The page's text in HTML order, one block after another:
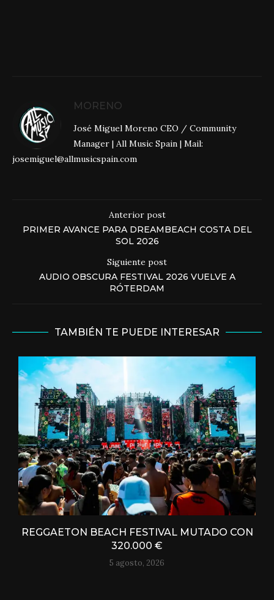
MORENO
José Miguel Moreno CEO / Community
Manager | All Music Spain | Mail:
josemiguel@allmusicspain.com
Anterior post
PRIMER AVANCE PARA DREAMBEACH COSTA DEL
SOL 2026
Siguiente post
AUDIO OBSCURA FESTIVAL 2026 VUELVE A
RÓTERDAM
TAMBIÉN TE PUEDE INTERESAR
REGGAETON BEACH FESTIVAL MUTADO CON
320.000 €
5 agosto, 2026